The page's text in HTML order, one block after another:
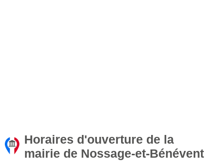
Horaires d'ouverture de la
mairie de Nossage-et-Bénévent